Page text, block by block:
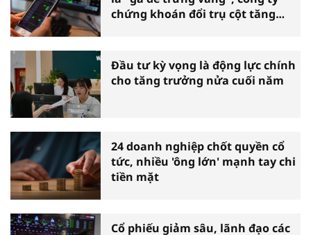
chứng khoán đổi trụ cột tăng
Đầu tư kỳ vọng là động lực chính
cho tăng trưởng nửa cuối năm
24 doanh nghiệp chốt quyền cổ
tức, nhiều 'ông lớn' mạnh tay chi
tiền mặt
Cổ phiếu giảm sâu, lãnh đạo các